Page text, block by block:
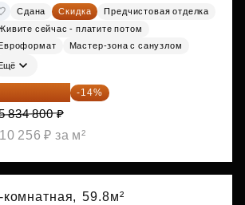
Сдана Скидка
Предчистовая отделка
сейчас - платите потом
Мастер-зона с санузлом
817 928 ₽ -14%
834 800 ₽
256 ₽ за м²
комнатная, 59.8м²